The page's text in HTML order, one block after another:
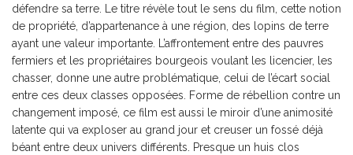
défendre sa terre. Le titre révèle tout le sens du film, cette notion
de propriété, d’appartenance à une région, des lopins de terre
ayant une valeur importante. L’affrontement entre des pauvres
fermiers et les propriétaires bourgeois voulant les licencier, les
chasser, donne une autre problématique, celui de l’écart social
entre ces deux classes opposées. Forme de rébellion contre un
changement imposé, ce film est aussi le miroir d’une animosité
latente qui va exploser au grand jour et creuser un fossé déjà
béant entre deux univers différents. Presque un huis clos